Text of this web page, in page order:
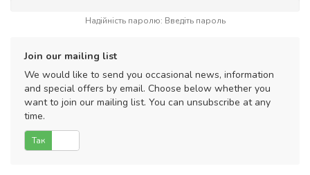
Надійність паролю: Введіть пароль
Join our mailing list
We would like to send you occasional news, information
and special offers by email. Choose below whether you
want to join our mailing list. You can unsubscribe at any
time.
Так